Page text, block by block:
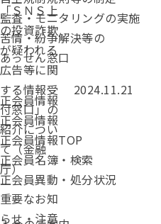
監査・モニタリングの実施
苦情・紛争解決等の
あっせん窓口
正会員情報
正会員情報
正会員情報TOP
正会員名簿・検索
正会員異動・処分状況
「ＳＮＳ上
の投資詐欺
が疑われる
広告等に関
する情報受
付窓口」の
紹介につい
て（金融
庁）
投稿日：
2024.11.21
カテゴリー：
重要なお知
らせ・注意